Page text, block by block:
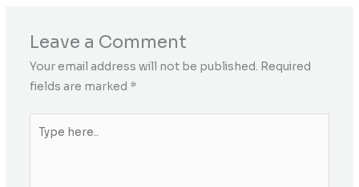
Leave a Comment
Your email address will not be published. Required
fields are marked *
here..